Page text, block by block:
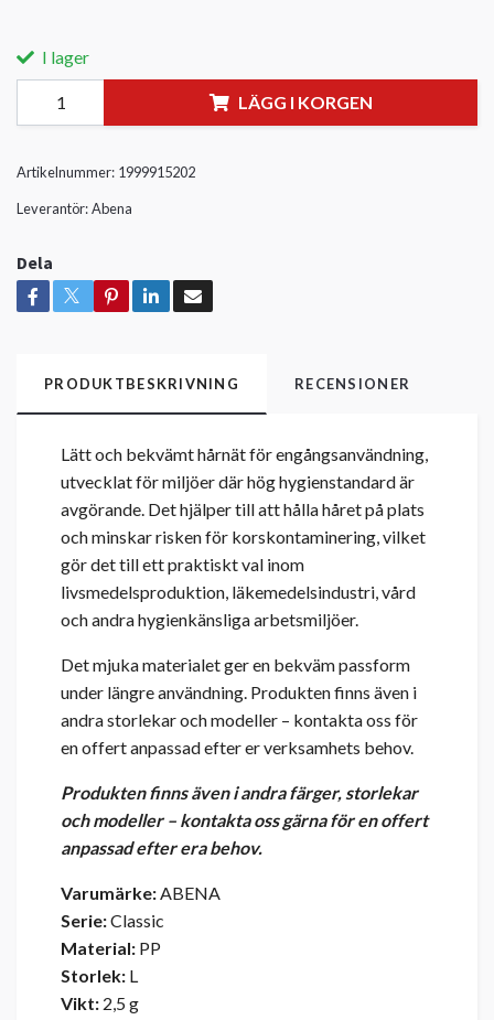
I lager
LÄGG I KORGEN
Artikelnummer: 1999915202
Leverantör:Abena
Dela
PRODUKTBESKRIVNING RECENSIONER
Lätt och bekvämt hårnät för engångsanvändning,
utvecklat för miljöer där hög hygienstandard är
avgörande. Det hjälper till att hålla håret på plats
och minskar risken för korskontaminering, vilket
gör det till ett praktiskt val inom
livsmedelsproduktion, läkemedelsindustri, vård
och andra hygienkänsliga arbetsmiljöer.
Det mjuka materialet ger en bekväm passform
under längre användning. Produkten finns även i
andra storlekar och modeller – kontakta oss för
en offert anpassad efter er verksamhets behov.
Produkten finns även i andra färger, storlekar
och modeller – kontakta oss gärna för en offert
anpassad efter era behov.
Varumärke: ABENA
Serie:Classic
Material: PP
Storlek: L
Vikt: 2,5 g